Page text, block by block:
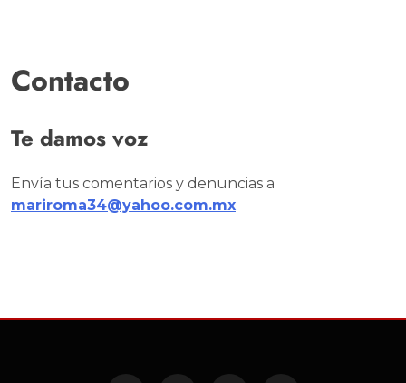
Contacto
Te damos voz
Envía tus comentarios y denuncias a
mariroma34@yahoo.com.mx